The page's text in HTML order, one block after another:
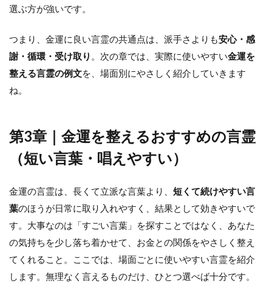
選ぶ方が強いです。
つまり、金運に良い言霊の共通点は、派手さよりも安心・感
謝・循環・受け取り 。次の章では、実際に使いやすい金運を
整える言霊の例文を、場面別にやさしく紹介していきます
ね。
第3章｜金運を整えるおすすめの言霊
（短い言葉・唱えやすい）
金運の言霊は、長くて立派な言葉より、 短くて続けやすい言
葉のほうが日常に取り入れやすく、結果として効きやすいで
す。大事なのは「すごい言葉」を探すことではなく、あなた
の気持ちを少し落ち着かせて、お金との関係をやさしく整え
てくれること。ここでは、場面ごとに使いやすい言霊を紹介
します。無理なく言えるものだけ、ひとつ選べば十分です。